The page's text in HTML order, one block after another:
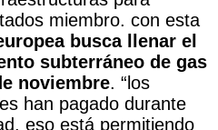
miembro. con esta
busca llenar el
subterráneo de gas
noviembre. “los
han pagado durante
eso está permitiendo